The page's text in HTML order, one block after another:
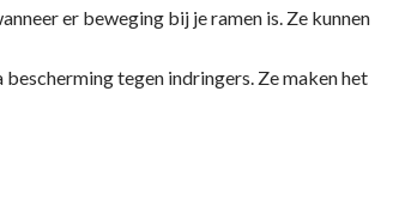
er beweging bij je ramen is. Ze kunnen
tegen indringers. Ze maken het